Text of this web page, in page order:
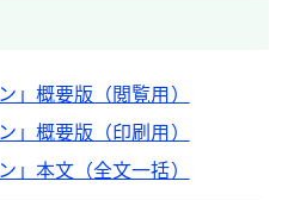
」概要版（閲覧用）
」概要版（印刷用）
」本文（全文一括）